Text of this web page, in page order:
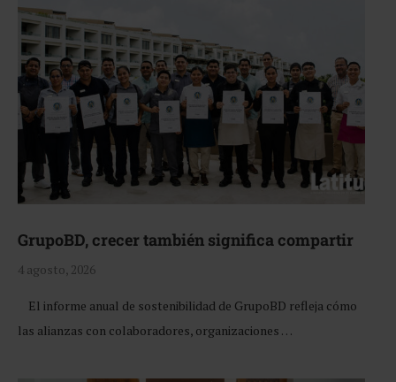
GrupoBD, crecer también significa compartir
4 agosto, 2026
El informe anual de sostenibilidad de GrupoBD refleja cómo
las alianzas con colaboradores, organizaciones …